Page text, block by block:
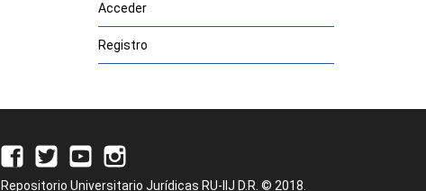
Acceder
Registro
Repositorio Universitario Jurídicas RU-IIJ D.R. © 2018.